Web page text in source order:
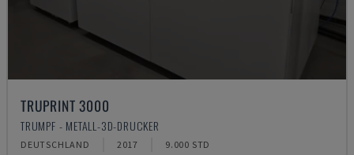
TRUPRINT 3000
TRUMPF - METALL-3D-DRUCKER
DEUTSCHLAND 2017 9.000 STD